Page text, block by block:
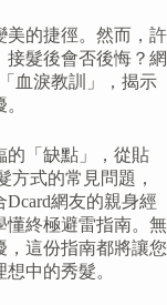
美的捷徑。然而，許
髮後會否後悔？網
血淚教訓」，揭示
的「缺點」，從貼
方式的常見問題，
網友的親身經
懂終極避雷指南。無
，這份指南都將讓您
中的秀髮。